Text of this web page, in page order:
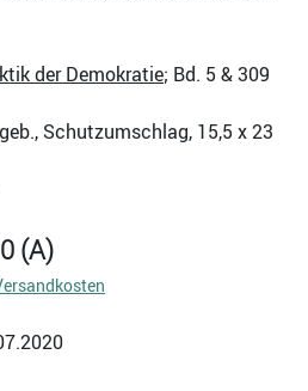
der Demokratie; Bd. 5 & 309
Schutzumschlag, 15,5 x 23
(A)